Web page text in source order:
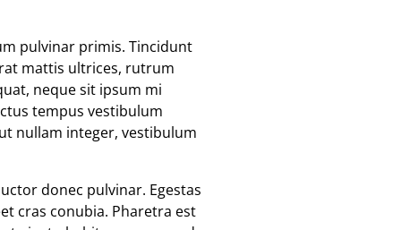
pulvinar primis. Tincidunt
mattis ultrices, rutrum
neque sit ipsum mi
tempus vestibulum
nullam integer, vestibulum
donec pulvinar. Egestas
cras conubia. Pharetra est